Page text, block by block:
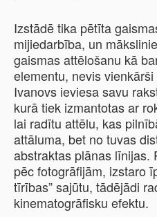
Izstādē tika pētīta
mijiedarbība, un
gaismas attēlošanu kā
elementu, nevis
Ivanovs ieviesa savu
kurā tiek izmantotas ar
lai radītu attēlu, kas
attāluma, bet no tuvas
abstraktas plānas līnijas.
pēc fotogrāfijām, izstaro
tīrības” sajūtu, tādējādi
kinematogrāfisku efektu.